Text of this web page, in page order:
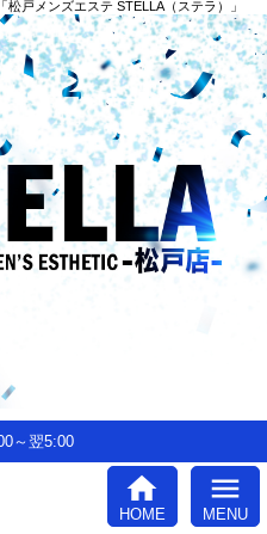
戸メンズエステ STELLA（ステラ）」
～翌5:00
home
HOME
menu
MENU